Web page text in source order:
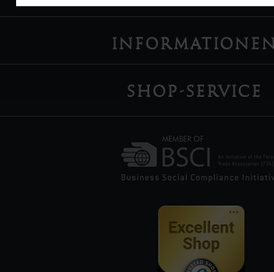
INFORMATIONEN
SHOP-SERVICE